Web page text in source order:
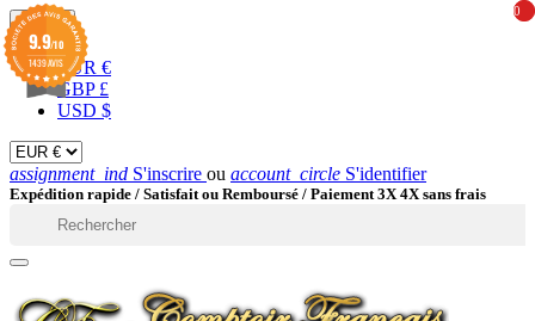
EUR 
EUR €
GBP £
USD $
assignment_ind S'inscrire ou account_circle S'identifier
Expédition rapide / Satisfait ou Remboursé / Paiement 3X 4X sans frais
0
0
9.9/10
1439 AVIS